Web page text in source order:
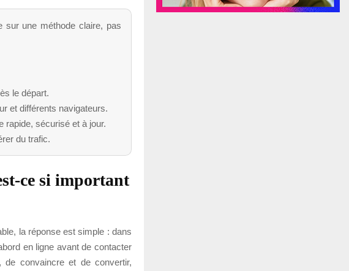
sur une méthode claire, pas
le départ.
et différents navigateurs.
rapide, sécurisé et à jour.
du trafic.
ce si important
la réponse est simple : dans
en ligne avant de contacter
de convaincre et de convertir,